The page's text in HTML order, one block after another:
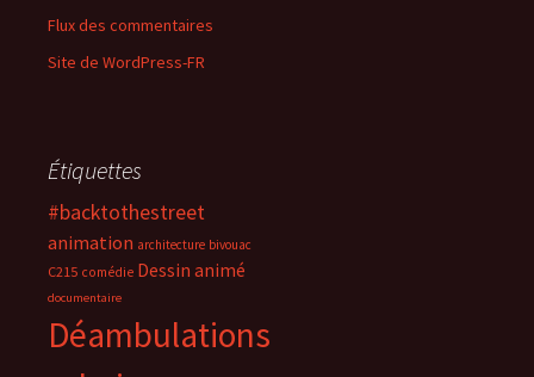
Flux des commentaires
Site de WordPress-FR
Étiquettes
#backtothestreet
animation architecture bivouac
C215 comédie Dessin animé
documentaire
Déambulations